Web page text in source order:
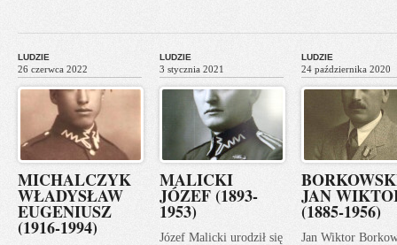
LUDZIE
26 czerwca 2022
MICHALCZYK
WŁADYSŁAW
EUGENIUSZ
(1916-1994)
LUDZIE
3 stycznia 2021
MALICKI
JÓZEF (1893-
1953)
Józef Malicki urodził się
LUDZIE
24 października 2020
JAN
(1885-1956)
Jan Wiktor